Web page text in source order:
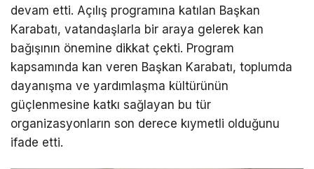
devam etti. Açılış programına katılan Başkan
Karabatı, vatandaşlarla bir araya gelerek kan
bağışının önemine dikkat çekti. Program
kapsamında kan veren Başkan Karabatı, toplumda
dayanışma ve yardımlaşma kültürünün
güçlenmesine katkı sağlayan bu tür
organizasyonların son derece kıymetli olduğunu
ifade etti.